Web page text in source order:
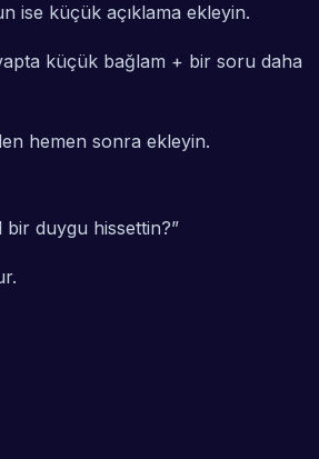
ise küçük açıklama ekleyin.
küçük bağlam + bir soru daha
hemen sonra ekleyin.
bir duygu hissettin?”